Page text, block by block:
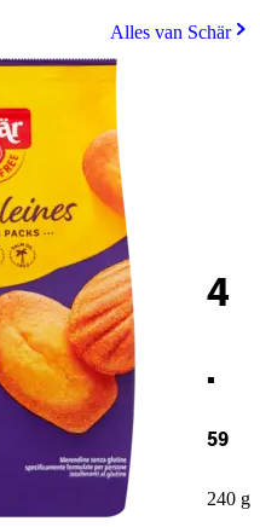
Alles van Schär
4
.
59
240 g